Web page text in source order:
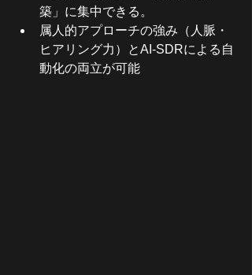
築」に集中できる。
属人的アプローチの強み（人脈・
ヒアリング力）とAI-SDRによる自
動化の両立が可能